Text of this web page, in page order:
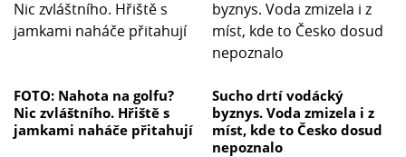
FOTO: Nahota na golfu?
Nic zvláštního. Hřiště s
jamkami naháče přitahují
Sucho drtí vodácký
byznys. Voda zmizela i z
míst, kde to Česko dosud
nepoznalo